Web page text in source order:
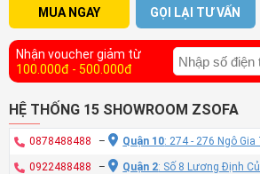
MUA NGAY GỌI LẠI TƯ VẤN
Nhận voucher giảm từ
100.000đ - 500.000đ
HỆ THỐNG 15 SHOWROOM ZSOFA
0878488488 – Quận 10: 274 - 276 Ngô
0922488488 – Quận 2: Số 8 Lương Định